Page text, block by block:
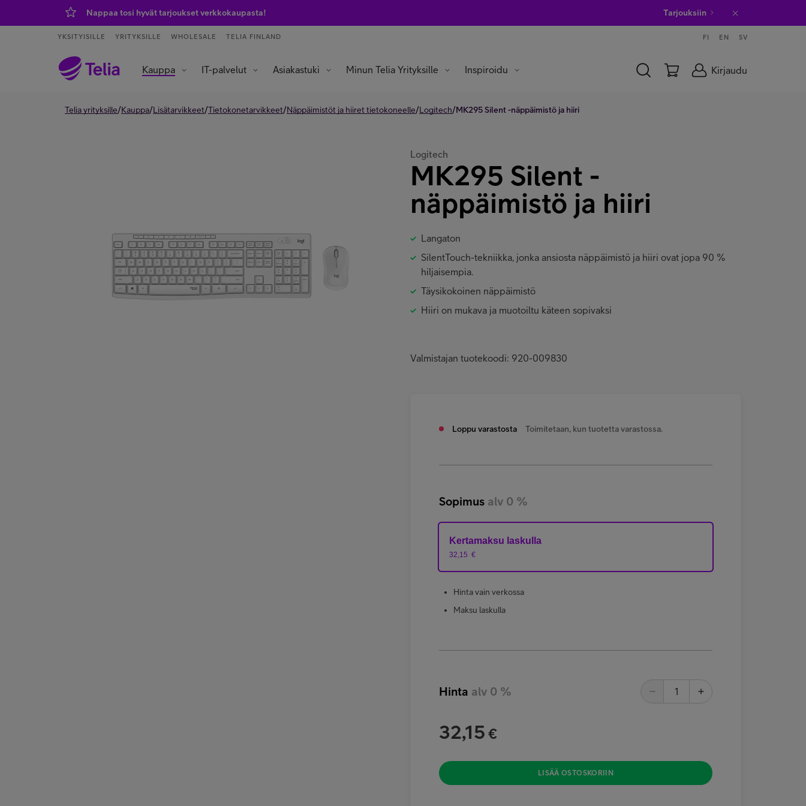
Nappaa tosi hyvät tarjoukset verkkokaupasta! Tarjouksiin
YKSITYISILLE YRITYKSILLE WHOLESALE TELIA FINLAND FI EN SV
Kauppa IT-palvelut Asiakastuki Minun Telia Yrityksille Inspiroidu Kirjaudu
Telia yrityksille/Kauppa/Lisätarvikkeet/Tietokonetarvikkeet/Näppäimistöt ja hiiret tietokoneelle/Logitech/MK295 Silent -näppäimistö ja hiiri
Logitech
MK295 Silent -
näppäimistö ja hiiri
Langaton
SilentTouch-tekniikka, jonka ansiosta näppäimistö ja hiiri ovat jopa 90 %
hiljaisempia.
Täysikokoinen näppäimistö
Hiiri on mukava ja muotoiltu käteen sopivaksi
Valmistajan tuotekoodi: 920-009830
Loppu varastosta Toimitetaan, kun tuotetta varastossa.
Sopimus alv 0 %
Kertamaksu laskulla
32,15 €
Hinta vain verkossa
Maksu laskulla
Hinta alv 0 %
32,15 €
LISÄÄ OSTOSKORIIN